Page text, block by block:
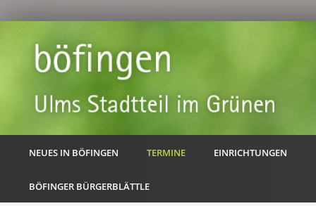
NEUES IN BÖFINGEN TERMINE EINRICHTUNGEN
BÖFINGER BÜRGERBLÄTTLE